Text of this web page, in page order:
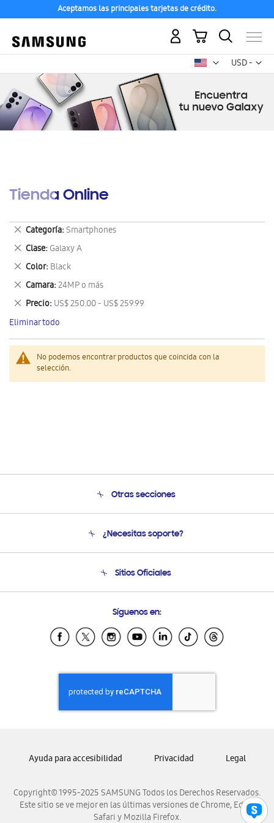
Aceptamos las principales tarjetas de crédito.
USD -
dólar
Mi carrito
Tienda Online
No podemos encontrar productos que coincida con la
selección.
Categoría Smartphones
Eliminar
este
artículo
Clase Galaxy A
Eliminar
este
artículo
Color Black
Eliminar
este
artículo
Camara 24MP o más
Eliminar
este
artículo
Precio US$ 250.00 - US$ 259.99
Eliminar
este
artículo
Eliminar todo
Otras secciones
Soporte
Condiciones de Compra
¿Necesitas soporte?
Soporte vía eMail
Sitios Oficiales
Samsung Ecuador
Samsung El Salvador
Samsung Honduras
Samsung Nicaragua
Samsung Panamá
Samsung Venezuela
Síguenos en:
Copyright© 1995-2025 SAMSUNG Todos los Derechos Reservados.
Este sitio se ve mejor en las últimas versiones de Chrome, Edge,
Safari y Mozilla Firefox.
Ayuda para accesibilidad Privacidad Legal